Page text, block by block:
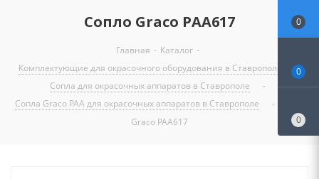
Сопло Graco PAA617
Главная - Каталог -
Комплектующие для окрасочного оборудования в Ставрополе
-
Сопла для окрасочных аппаратов в Ставрополе
-
Сопла Graco PAA для окрасочных аппаратов в Ставрополе
-
Graco PAA617
0
0
0